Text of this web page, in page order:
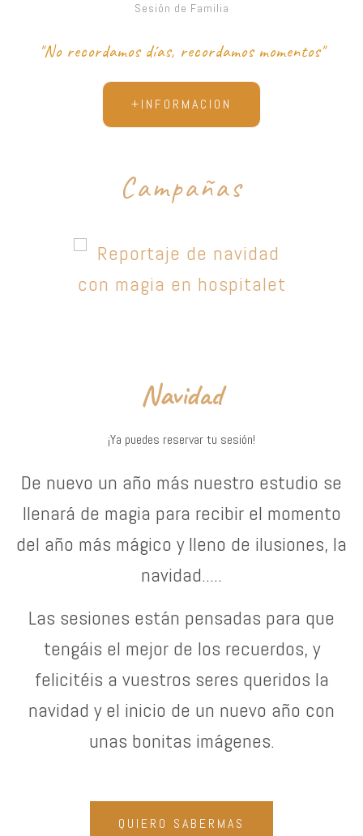
Sesión de Familia
"No recordamos días, recordamos momentos"
+INFORMACION
Campañas
Navidad
¡Ya puedes reservar tu sesión!
De nuevo un año más nuestro estudio se
llenará de magia para recibir el momento
del año más mágico y lleno de ilusiones, la
navidad.....
Las sesiones están pensadas para que
tengáis el mejor de los recuerdos, y
felicitéis a vuestros seres queridos la
navidad y el inicio de un nuevo año con
unas bonitas imágenes.
QUIERO SABERMAS